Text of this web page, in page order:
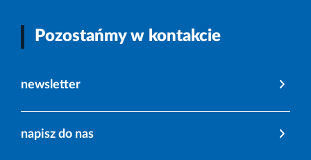
Pozostańmy w kontakcie
newsletter
napisz do nas